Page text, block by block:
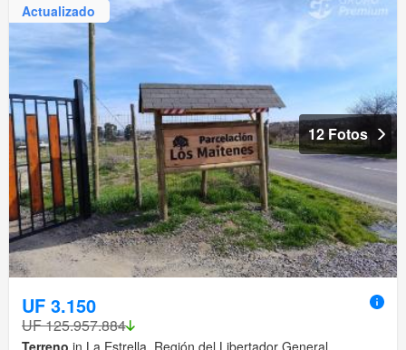
Actualizado
12 Fotos
UF 3.150
UF 125.957.884